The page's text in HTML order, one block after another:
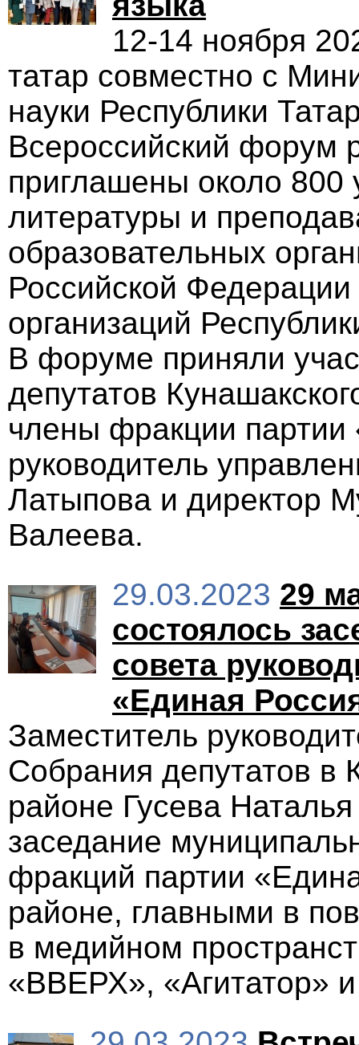
12-14 ноября
татар совместно с
науки Республики
Всероссийский форум
приглашены около 800
литературы и
образовательных
Российской
организаций
В форуме приняли
депутатов
члены фракции партии
руководитель
Латыпова и директор
Валеева.
29.03.2023 29
состоялось
совета
«Единая
Заместитель
Собрания депутатов в
районе Гусева
заседание
фракций партии
районе, главными в
в медийном
«ВВЕРХ», «Агитатор»